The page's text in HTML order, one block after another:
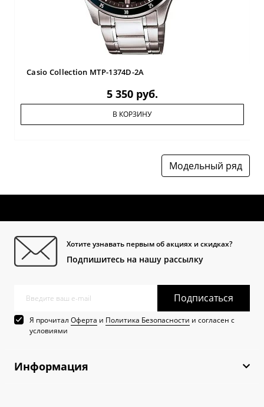
Casio Collection MTP-1374D-2A
5 350 руб.
В КОРЗИНУ
Модельный ряд
Хотите узнавать первым об акциях и скидках?
Подпишитесь на нашу рассылку
Подписаться
Я прочитал Оферта и Политика Безопасности и согласен с
условиями
Информация